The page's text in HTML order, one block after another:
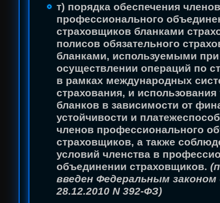
т) порядка обеспечения членов
профессионального
страховщиков бланками
полисов обязательного
бланками, используемыми при
осуществлении операций по
в рамках международных
страхования, и
бланков в зависимости от
устойчивости и
членов профессионального
страховщиков, а также
условий членства в
объединении страховщиков.
введен Федеральным
28.12.2010 N 392-ФЗ)